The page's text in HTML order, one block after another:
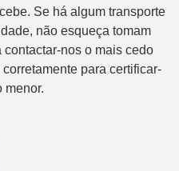
Se há algum transporte
não esqueça tomam
nos o mais cedo
para certificar-
menor.